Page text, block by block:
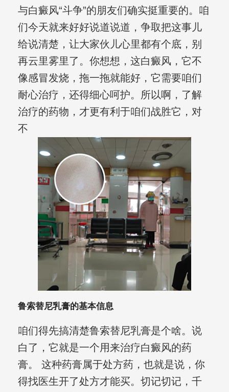
与白癜风“斗争”的朋友们确实挺重要的。咱
们今天就来好好说道说道，争取把这事儿
给说清楚，让大家伙儿心里都有个底，别
再云里雾里了。你想想，这白癜风，它不
像感冒发烧，拖一拖就能好，它需要咱们
耐心治疗，还得细心呵护。所以啊，了解
治疗的药物，才更有利于咱们战胜它，对
不
鲁索替尼乳膏的基本信息
咱们得先搞清楚鲁索替尼乳膏是个啥。说
白了，它就是一个用来治疗白癜风的药
膏。 这种药膏属于处方药，也就是说，你
得找医生开了处方才能买。切记切记，千